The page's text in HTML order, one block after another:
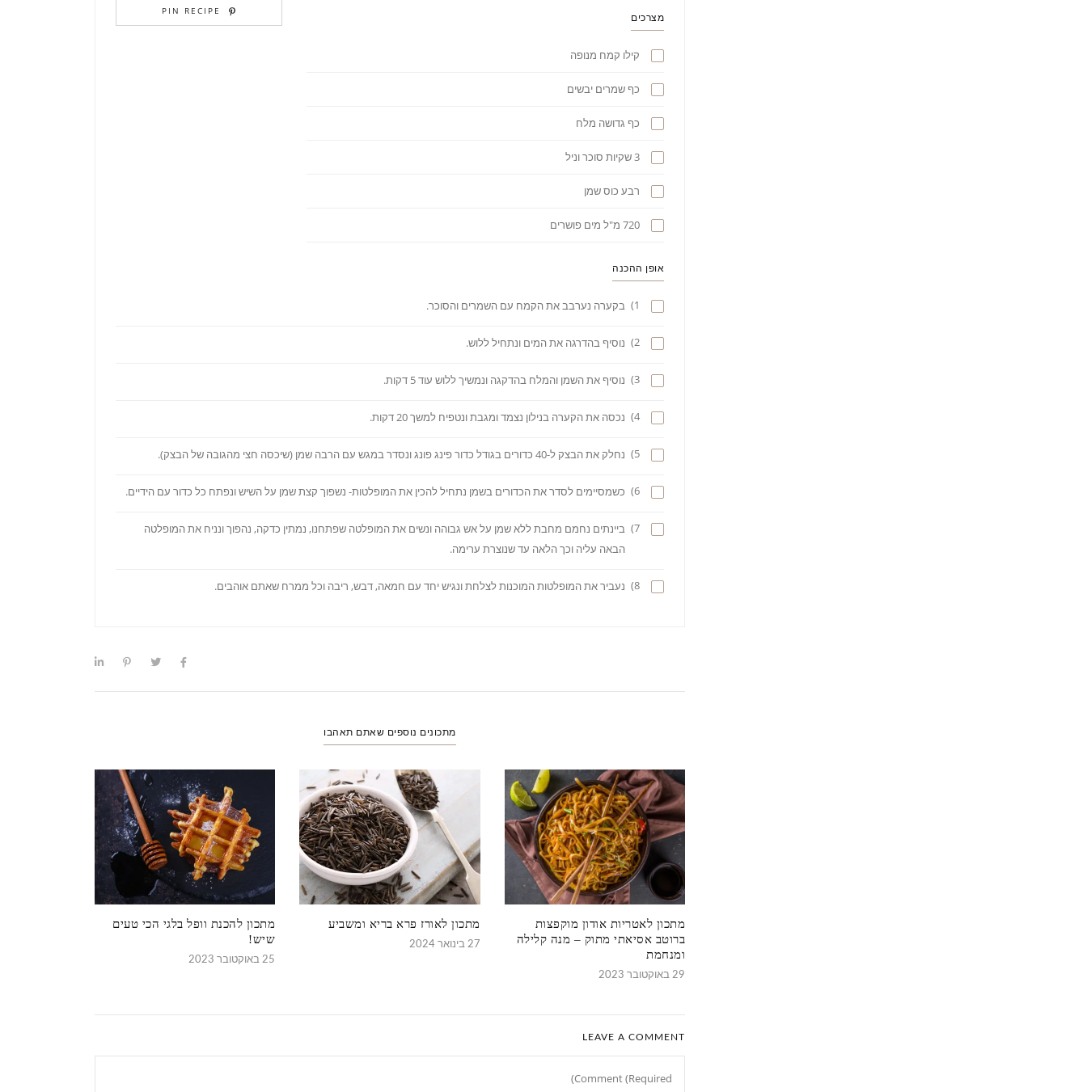
PIN RECIPE
מצרכים
קילו קמח מנופה
כף שמרים יבשים
כף גדושה מלח
3 שקיות סוכר וניל
רבע כוס שמן
720 מ"ל מים פושרים
אופן ההכנה
1) בקערה נערבב את הקמח עם השמרים והסוכר.
2) נוסיף בהדרגה את המים ונתחיל ללוש.
3) נוסיף את השמן והמלח בהדקגה ונמשיך ללוש עוד 5 דקות.
4) נכסה את הקערה בנילון נצמד ומגבת ונטפיח למשך 20 דקות.
5) נחלק את הבצק ל-40 כדורים בגודל כדור פינג פונג ונסדר במגש עם הרבה שמן (שיכסה חצי מהגובה של הבצק).
6) כשמסיימים לסדר את הכדורים בשמן נתחיל להכין את המופלטות- נשפוך קצת שמן על השיש ונפתח כל כדור עם הידיים.
7)
ביינתים נחמם מחבת ללא שמן על אש גבוהה ונשים את המופלטה שפתחנו, נמתין כדקה, נהפוך ונניח את המופלטה
הבאה עליה וכך הלאה עד שנוצרת ערימה.
8) נעביר את המופלטות המוכנות לצלחת ונגיש יחד עם חמאה, דבש, ריבה וכל ממרח שאתם אוהבים.
מתכונים נוספים שאתם תאהבו
מתכון לאטריות אודון מוקפצות
ברוטב אסיאתי מתוק – מנה קלילה
ומנחמת
29 באוקטובר 2023
מתכון לאורז פרא בריא ומשביע
27 בינואר 2024
מתכון להכנת וופל בלגי הכי טעים
שיש!
25 באוקטובר 2023
LEAVE A COMMENT